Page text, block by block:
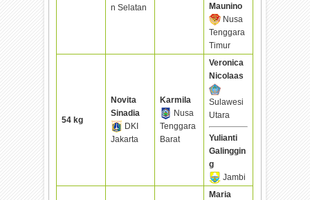
n Selatan
Maunino
Nusa
Tenggara
Timur
54 kg
Novita
Sinadia
DKI
Jakarta
Karmila
Nusa
Tenggara
Barat
Veronica
Nicolaas
Sulawesi
Utara
Yulianti
Galinggin
g
Jambi
Maria